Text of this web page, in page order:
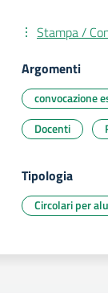
Stampa /
Argomenti
convocazione
Docenti
Tipologia
Circolari per